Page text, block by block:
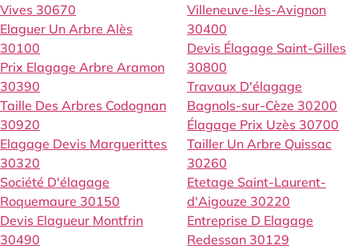
Vives 30670
Elaguer Un Arbre Alès
30100
Prix Elagage Arbre Aramon
30390
Taille Des Arbres Codognan
30920
Elagage Devis Marguerittes
30320
Société D'élagage
Roquemaure 30150
Devis Elagueur Montfrin
30490
Villeneuve-lès-Avignon
30400
Devis Élagage Saint-Gilles
30800
Travaux D'élagage
Bagnols-sur-Cèze 30200
Élagage Prix Uzès 30700
Tailler Un Arbre Quissac
30260
Etetage Saint-Laurent-
d'Aigouze 30220
Entreprise D Elagage
Redessan 30129